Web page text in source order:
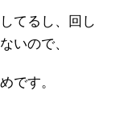
てるし、回し
いので、
です。